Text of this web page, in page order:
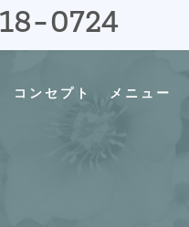
0724
コンセプト メニュー